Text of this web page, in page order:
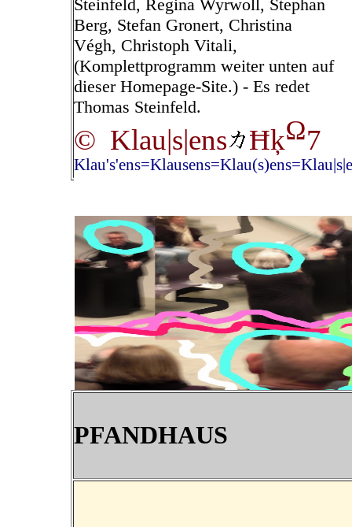
Steinfeld, Regina Wyrwoll, Stephan
Berg, Stefan Gronert, Christina
Végh, Christoph Vitali,
(Komplettprogramm weiter unten auf
dieser Homepage-Site.) - Es redet
Thomas Steinfeld.
© Klau|s|ens ĦķΩ7
PFANDHAUS